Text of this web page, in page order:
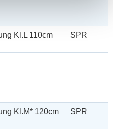
Kl.L 110cm SPR
Kl.M* 120cm SPR